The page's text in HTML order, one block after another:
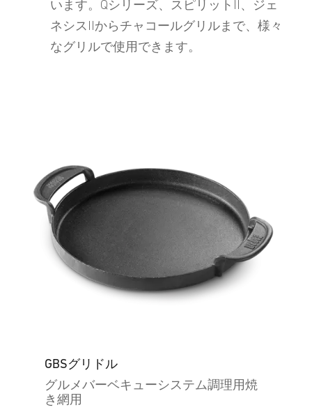
います。Qシリーズ、スピリットII、ジェ
ネシスIIからチャコールグリルまで、様々
なグリルで使用できます。
GBSグリドル
グルメバーベキューシステム調理用焼
き網用